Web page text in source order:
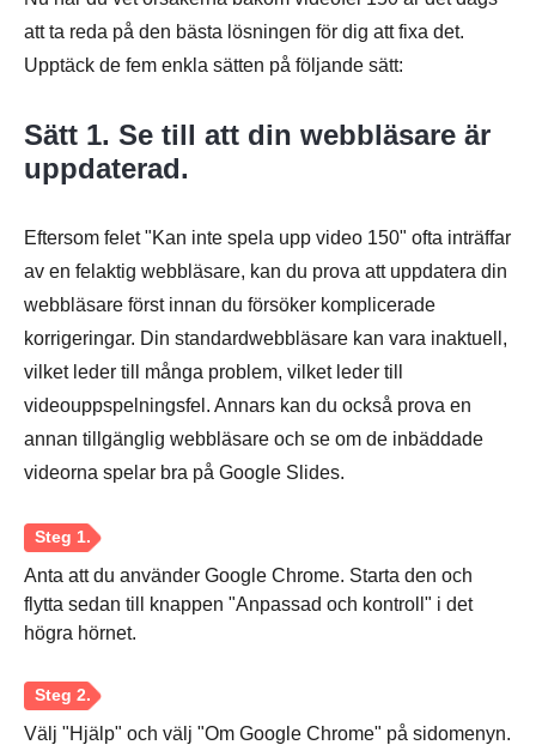
att ta reda på den bästa lösningen för dig att fixa det.
Upptäck de fem enkla sätten på följande sätt:
Sätt 1. Se till att din webbläsare är
uppdaterad.
Eftersom felet "Kan inte spela upp video 150" ofta inträffar
av en felaktig webbläsare, kan du prova att uppdatera din
webbläsare först innan du försöker komplicerade
korrigeringar. Din standardwebbläsare kan vara inaktuell,
vilket leder till många problem, vilket leder till
videouppspelningsfel. Annars kan du också prova en
annan tillgänglig webbläsare och se om de inbäddade
videorna spelar bra på Google Slides.
Anta att du använder Google Chrome. Starta den och
flytta sedan till knappen "Anpassad och kontroll" i det
högra hörnet.
Välj "Hjälp" och välj "Om Google Chrome" på sidomenyn.